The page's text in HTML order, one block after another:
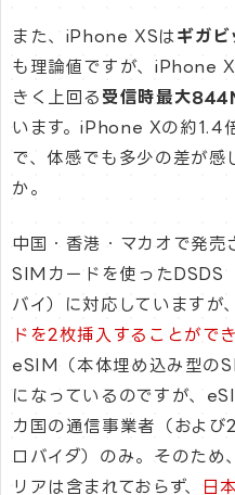
また、iPhone XSは ギガ
も理論値ですが、iPhone
きく上回る 受信時最大
います。iPhone Xの約1.4
で、体感でも多少の差が感
か。
中国・香港・マカオで発
SIMカードを使ったDSDS
バイ）に対応していますが、
ドを2枚挿入することがで
eSIM（本体埋め込み型の
になっているのですが、
カ国の通信事業者（およ
ロバイダ）のみ。そのため
リアは含まれておらず、
日